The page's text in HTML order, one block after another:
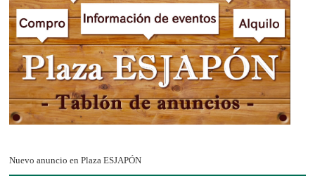
Nuevo anuncio en Plaza ESJAPÓN